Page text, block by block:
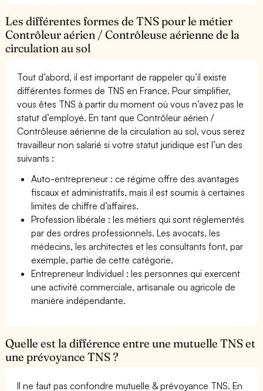
Les différentes formes de TNS pour le métier
Contrôleur aérien / Contrôleuse aérienne de la
circulation au sol
Tout d’abord, il est important de rappeler qu’il existe
différentes formes de TNS en France. Pour simplifier,
vous êtes TNS à partir du moment où vous n’avez pas le
statut d’employé. En tant que Contrôleur aérien /
Contrôleuse aérienne de la circulation au sol, vous serez
travailleur non salarié si votre statut juridique est l’un des
suivants :
Auto-entrepreneur : ce régime offre des avantages
fiscaux et administratifs, mais il est soumis à certaines
limites de chiffre d’affaires.
Profession libérale : les métiers qui sont réglementés
par des ordres professionnels. Les avocats, les
médecins, les architectes et les consultants font, par
exemple, partie de cette catégorie.
Entrepreneur Individuel : les personnes qui exercent
une activité commerciale, artisanale ou agricole de
manière indépendante.
Quelle est la différence entre une mutuelle TNS et
une prévoyance TNS ?
Il ne faut pas confondre mutuelle & prévoyance TNS. En